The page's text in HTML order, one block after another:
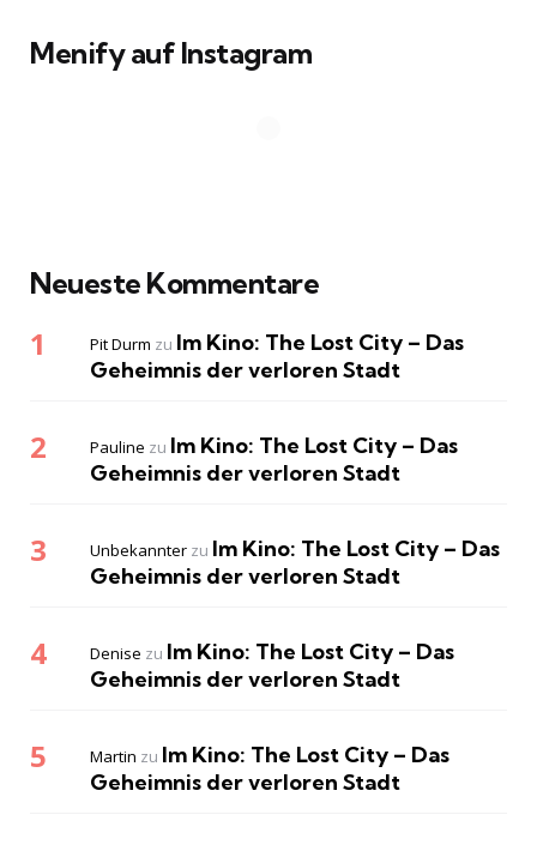
Menify auf Instagram
Neueste Kommentare
Pit Durm zu Im Kino: The Lost City – Das
Geheimnis der verloren Stadt
Pauline zu Im Kino: The Lost City – Das
Geheimnis der verloren Stadt
Unbekannter zu Im Kino: The Lost City – Das
Geheimnis der verloren Stadt
Denise zu Im Kino: The Lost City – Das
Geheimnis der verloren Stadt
Martin zu Im Kino: The Lost City – Das
Geheimnis der verloren Stadt